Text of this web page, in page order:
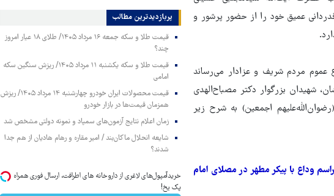
عمیق خود را از حضور پرشور و
عموم مردم شریف و عزادار می‌رساند
شهیدان بزرگوار دکتر مصباح‌الهدی
اجمعین) به شرح زیر
ماه محرم: مراسم وداع با پیکر مطهر در مصلای امام
پربازدیدترین‌ مطالب
قیمت طلا و سکه جمعه ۱۶ مرداد ۱۴۰۵/ طلای ۱۸ عیار امروز
چند؟
قیمت طلا و سکه یکشنبه ۱۱ مرداد ۱۴۰۵/ ریزش سنگین سکه
امامی
قیمت محصولات ایران خودرو چهارشنبه ۱۴ مرداد ۱۴۰۵/ ریزش
همزمان قیمت‌ها در بازار خودرو
زمان اعلام نتایج آزمون‌های سمپاد و نمونه دولتی مشخص شد
شایعه انحلال ماکان‌بند / امیر مقاره و رهام هادیان از هم جدا
شدند؟
خریدآمپول‌های لاغری از داروخانه های اطرافت، ارسال فوری همراه با
پک یخ!